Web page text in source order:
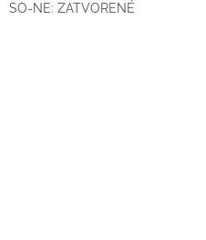
SO-NE: ZATVORENÉ